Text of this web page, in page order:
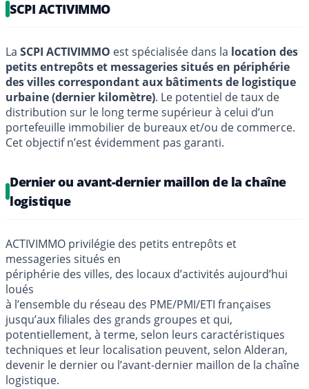
SCPI ACTIVIMMO
La SCPI ACTIVIMMO est spécialisée dans la location des
petits entrepôts et messageries situés en périphérie
des villes correspondant aux bâtiments de logistique
urbaine (dernier kilomètre). Le potentiel de taux de
distribution sur le long terme supérieur à celui d’un
portefeuille immobilier de bureaux et/ou de commerce.
Cet objectif n’est évidemment pas garanti.
Dernier ou avant-dernier maillon de la chaîne
logistique
ACTIVIMMO privilégie des petits entrepôts et
messageries situés en
périphérie des villes, des locaux d’activités aujourd’hui
loués
à l’ensemble du réseau des PME/PMI/ETI françaises
jusqu’aux filiales des grands groupes et qui,
potentiellement, à terme, selon leurs caractéristiques
techniques et leur localisation peuvent, selon Alderan,
devenir le dernier ou l’avant-dernier maillon de la chaîne
logistique.